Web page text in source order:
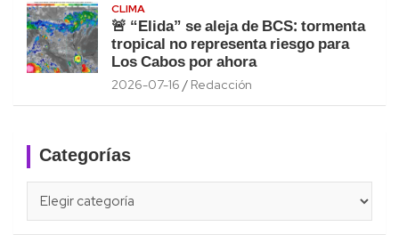
CLIMA
🚨 “Elida” se aleja de BCS: tormenta
tropical no representa riesgo para
Los Cabos por ahora
2026-07-16 Redacción
Categorías